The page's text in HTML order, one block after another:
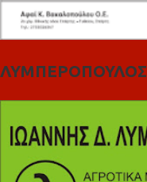
ΛΥΜΠΕΡΟΠΟΥΛΟΣ